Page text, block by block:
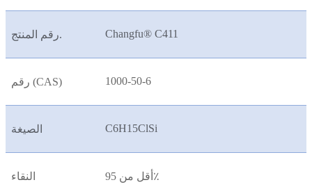
رقم المنتج. Changfu® C411
رقم (CAS) 1000-50-6
الصيغة C6H15ClSi
النقاء أقل من 95٪